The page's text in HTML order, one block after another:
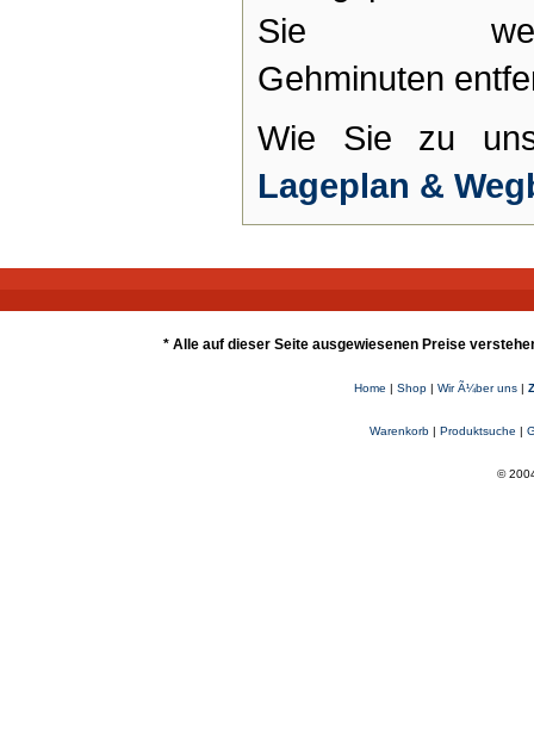
Sie
Gehminuten
Wie Sie zu
Lageplan &
* Alle auf dieser Seite ausgewiesenen Preise
Home | Shop| Wir Ã¼ber uns|
Warenkorb| Produktsuche |
©